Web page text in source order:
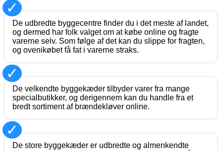
✓
De udbredte byggecentre finder du i det meste af landet,
og dermed har folk valget om at købe online og fragte
varerne selv. Som følge af det kan du slippe for fragten,
og ovenikøbet få fat i varerne straks.
✓
De velkendte byggekæder tilbyder varer fra mange
specialbutikker, og derigennem kan du handle fra et
bredt sortiment af brændekløver online.
✓
De store byggekæder er udbredte og almenkendte